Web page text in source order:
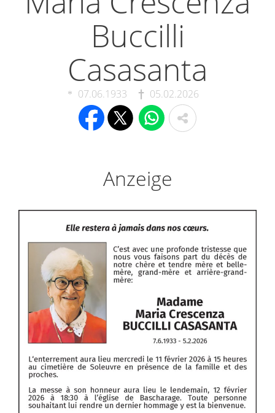
Buccilli
Casasanta
07.06.1933 05.02.2026
Anzeige